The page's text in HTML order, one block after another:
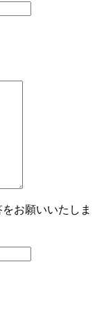
お願いいたしま